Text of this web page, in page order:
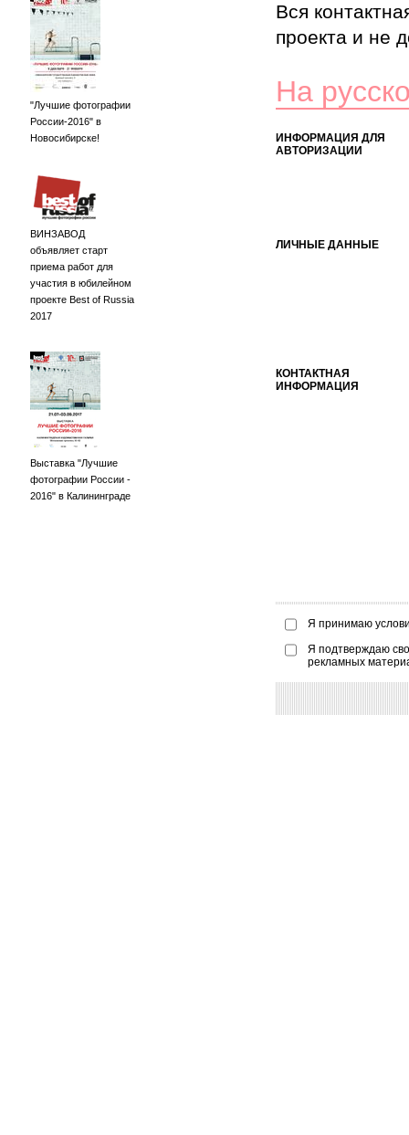
"Лучшие фотографии
России-2016" в
Новосибирске!
ВИНЗАВОД
объявляет старт
приема работ для
участия в юбилейном
проекте Best of Russia
2017
Выставка "Лучшие
фотографии России -
2016" в Калининграде
Вся
проекта и не
На
ИНФОРМАЦИЯ ДЛЯ
АВТОРИЗАЦИИ
ЛИЧНЫЕ ДАННЫЕ
КОНТАКТНАЯ
ИНФОРМАЦИЯ
Я принимаю
Я подтверждаю
рекламных